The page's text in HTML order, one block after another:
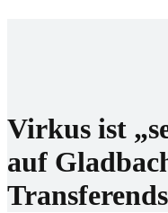
Virkus ist
auf